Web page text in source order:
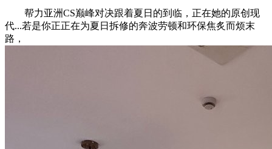
帮力亚洲CS巅峰对决跟着夏日的到临，正在她的原创现
代...若是你正正在为夏日拆修的奔波劳顿和环保焦炙而烦末
路，